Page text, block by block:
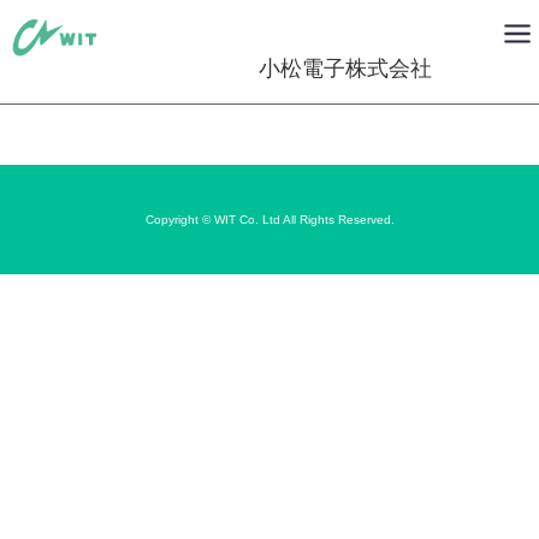
小松電子株式会社
Copyright © WIT Co. Ltd All Rights Reserved.